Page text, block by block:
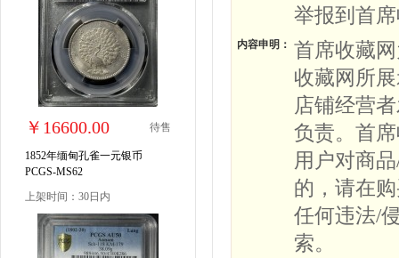
￥16600.00 待售
1852年缅甸孔雀一元银币
PCGS-MS62
上架时间：30日内
举报到首
内容申明： 首席收藏
收藏网所
店铺经营
负责。首
用户对商
的，请在
任何违法/
索。